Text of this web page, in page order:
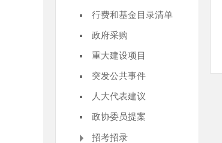
行费和基金目录清单
政府采购
重大建设项目
突发公共事件
人大代表建议
政协委员提案
招考招录